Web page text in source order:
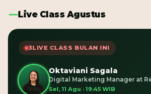
Live Class Agustus
3LIVE CLASS BULAN INI
Oktaviani Sagala
Digital Marketing Manager at
Sel, 11 Agu · 19.45 WIB